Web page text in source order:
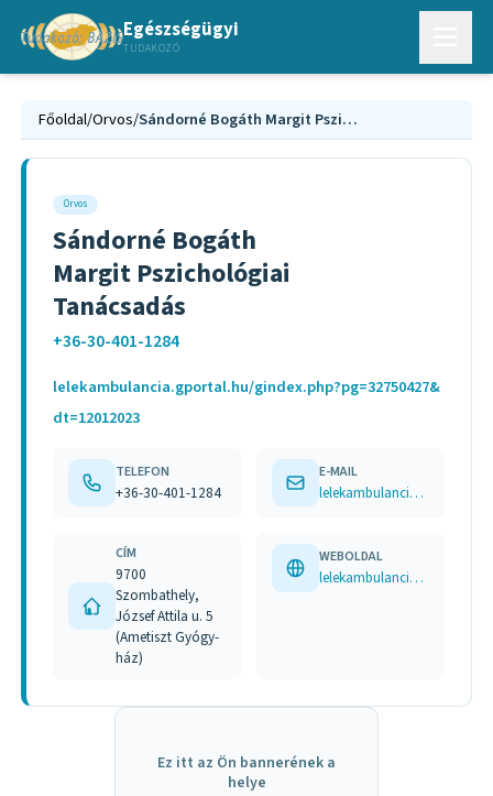
Egészségügyi
TUDAKOZÓ
Főoldal/Orvos/ Sándorné Bogáth Margit Pszichológiai Tanácsadás
Orvos
Sándorné Bogáth
Margit Pszichológiai
Tanácsadás
+36-30-401-1284
lelekambulancia.gportal.hu/gindex.php?pg=32750427&
dt=12012023
TELEFON
+36-30-401-1284
E-MAIL
lelekambulancia@gmail.com
CÍM
9700
Szombathely,
József Attila u. 5
(Ametiszt Gyógy-
ház)
WEBOLDAL
lelekambulancia.gportal.hu/gindex.php?pg=32750427&dt=12012023
Ez itt az Ön bannerének a
helye